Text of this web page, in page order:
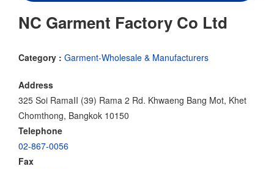
NC Garment Factory Co Ltd
Category : Garment-Wholesale & Manufacturers
Address
325 Soi RamaII (39) Rama 2 Rd. Khwaeng Bang Mot, Khet
Chomthong, Bangkok 10150
Telephone
02-867-0056
Fax